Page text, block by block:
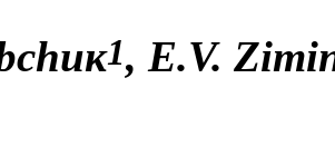
1, E.V.